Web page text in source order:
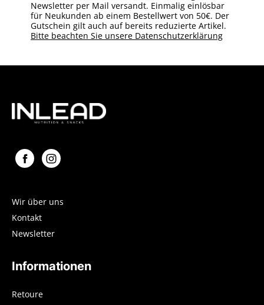
Newsletter per Mail versandt. Einmalig einlösbar
für Neukunden ab einem Bestellwert von 50€. Der
Gutschein gilt auch auf bereits reduzierte Artikel.
Bitte beachten Sie unsere Datenschutzerklärung
Wir über uns
Kontakt
Newsletter
Informationen
Retoure